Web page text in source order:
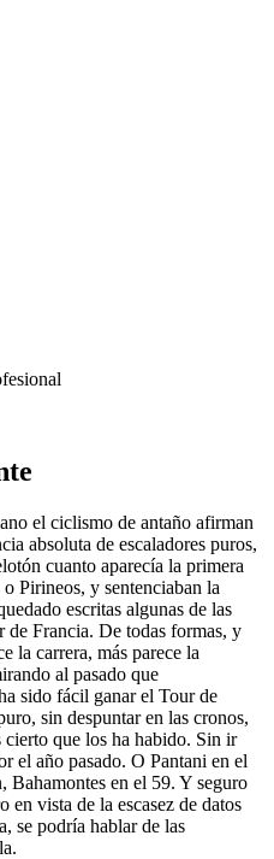
el ciclismo de antaño afirman
absoluta de escaladores puros,
cuanto aparecía la primera
Pirineos, y sentenciaban la
escritas algunas de las
de Francia. De todas formas, y
la carrera, más parece la
al pasado que
sido fácil ganar el Tour de
sin despuntar en las cronos,
cierto que los ha habido. Sin ir
el año pasado. O Pantani en el
Bahamontes en el 59. Y seguro
en vista de la escasez de datos
se podría hablar de las